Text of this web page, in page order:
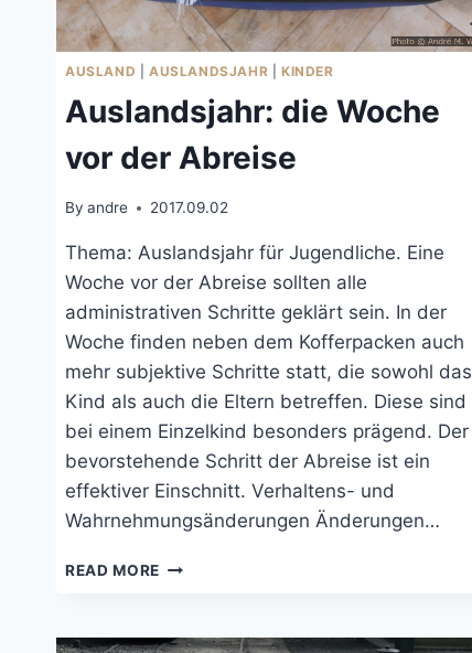
AUSLAND AUSLANDSJAHR KINDER
Auslandsjahr: die Woche
vor der Abreise
By andre 2017.09.02
Thema: Auslandsjahr für Jugendliche. Eine
Woche vor der Abreise sollten alle
administrativen Schritte geklärt sein. In der
Woche finden neben dem Kofferpacken auch
mehr subjektive Schritte statt, die sowohl das
Kind als auch die Eltern betreffen. Diese sind
bei einem Einzelkind besonders prägend. Der
bevorstehende Schritt der Abreise ist ein
effektiver Einschnitt. Verhaltens- und
Wahrnehmungsänderungen Änderungen…
READ MORE AUSLANDSJAHR:
VOR